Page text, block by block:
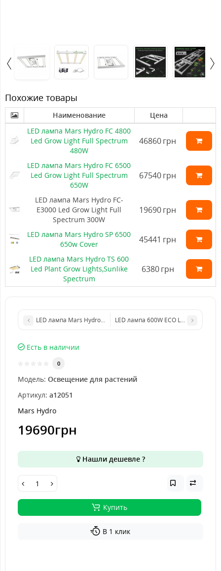
Похожие товары
Наименование
Цена
LED лампа Mars Hydro FC 4800
Led Grow Light Full Spectrum
480W
46860грн
LED лампа Mars Hydro FC 6500
Led Grow Light Full Spectrum
650W
67540грн
LED лампа Mars Hydro FC-
E3000 Led Grow Light Full
Spectrum 300W
19690грн
LED лампа Mars Hydro SP 6500
650w Cover
45441 грн
LED лампа Mars Hydro TS 600
Led Plant Grow Lights,Sunlike
Spectrum
6380 грн
LED лампа Mars Hydro FC 6500 Led Grow Light Full Spectrum
LED лампа 600W ECO Lucius Full
Есть в наличии
0
Модель: Освещение для растений
Артикул: a12051
Mars Hydro
19690грн
Нашли дешевле ?
Купить
В 1 клик